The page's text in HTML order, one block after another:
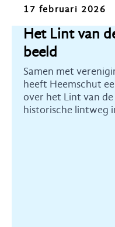
Nieuws
17 februari 2026
Het Lint van
beeld
Samen met
heeft Heemschut
over het Lint van
historische lintweg